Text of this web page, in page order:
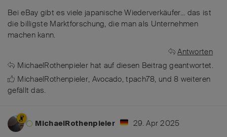
Bei eBay gibt es viele japanische Wiederverkäufer... das ist
die billigste Marktforschung, die man als Unternehmen
machen kann.
Antworten
MichaelRothenpieler hat auf diesen Beitrag geantwortet.
MichaelRothenpieler, Avocado,tpach78, und8 weiteren
gefällt das.
MichaelRothenpieler 29. Apr 2025